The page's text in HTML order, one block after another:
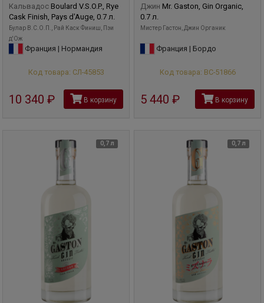
Кальвадос Boulard V.S.O.P., Rye
Cask Finish, Pays d'Auge, 0.7 л.
Булар В.С.О.П., Рай Каск Финиш, Пэи
д'Ож
Франция | Нормандия
Код товара: СЛ-45853
10 340 рубВ корзину
Джин Mr. Gaston, Gin Organic,
0.7 л.
Мистер Гастон, Джин Органик
Франция | Бордо
Код товара: ВС-51866
5 440 руб В корзину
0,7 л 0,7 л